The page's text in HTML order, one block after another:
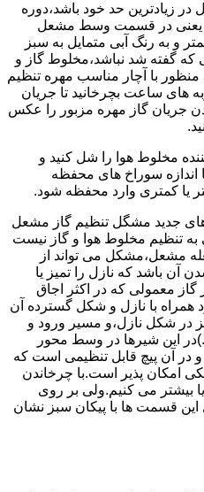
زیادترین حد خود باشد،دوره
یعنی در قسمت وسط مشعل
باید در حدود ۲۰ میلیمتر و به رنگ آبی متمایل به سبز
گفته شد نباشد،مخلوط گاز و
منظور با آچار مناسب مهره تنظیم
های ساعت بچرخانید تا جریان
جریان گاز مهره مزبور را عکس
مخلوط هوا را شل کنید و
اندازه سوراخ های محفظه
یا کمتری وارد محفظه شود.
جدید مشگل تنظیم گاز مشعل
به تنظیم مخلوط هوا و گاز نیست
مشعل،مشکل می تواند از
آن باشد که نازل را تمیز یا
معمولی که در اکثر اجاق
همراه با نازل و شکل گسترده آن
در شکل نازل،و مسیر ورود و
این شیرها در وسط محور
آن پیچ قابل تنظیمی است که
امکان پذیر است.با چرخاندن
بیشتر می کنیم.ولی بر روی
این قسمت ها با پیکان سبز نشان